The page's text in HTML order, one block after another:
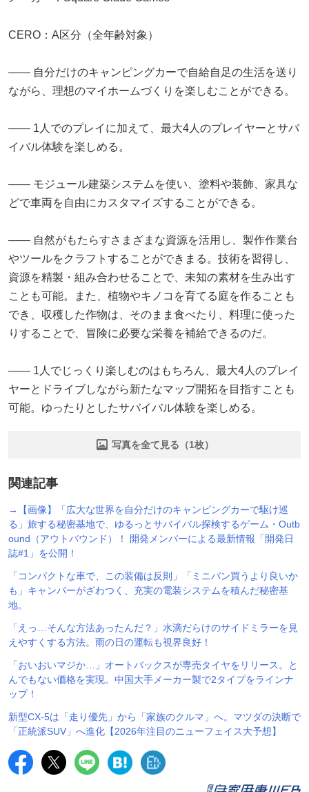
CERO：A区分（全年齢対象）
―― 自分だけのキャンピングカーで自給自足の生活を送り
ながら、理想のマイホームづくりを楽しむことができる。
―― 1人でのプレイに加えて、最大4人のプレイヤーとサバ
イバル体験を楽しめる。
―― モジュール建築システムを使い、塗料や装飾、家具な
どで車両を自由にカスタマイズすることができる。
―― 自然がもたらすさまざまな資源を活用し、製作作業台
やツールをクラフトすることができまる。技術を習得し、
資源を精製・組み合わせることで、未知の素材を生み出す
ことも可能。また、植物やキノコを育てる庭を作ることも
でき、収穫した作物は、そのまま食べたり、料理に使った
りすることで、冒険に必要な栄養を補給できるのだ。
―― 1人でじっくり楽しむのはもちろん、最大4人のプレイ
ヤーとドライブしながら新たなマップ開拓を目指すことも
可能。ゆったりとしたサバイバル体験を楽しめる。
写真を全て見る（1枚）
関連記事
→【画像】「広大な世界を自分だけのキャンピングカーで駆け巡
る」旅する秘密基地で、ゆるっとサバイバル探検するゲーム・Outb
ound（アウトバウンド）！ 開発メンバーによる最新情報「開発日
誌#1」を公開！
「コンパクトな車で、この装備は反則」「ミニバン買うより良いか
も」キャンパーがざわつく、充実の電装システムを積んだ秘密基
地。
「えっ…そんな方法あったんだ？」水滴だらけのサイドミラーを見
えやすくする方法。雨の日の運転も視界良好！
「おいおいマジか…」オートバックスが専売タイヤをリリース。と
んでもない価格を実現。中国大手メーカー製で2タイプをラインナ
ップ！
新型CX-5は「走り優先」から「家族のクルマ」へ。マツダの決断で
「正統派SUV」へ進化【2026年注目のニューフェイス大予想】